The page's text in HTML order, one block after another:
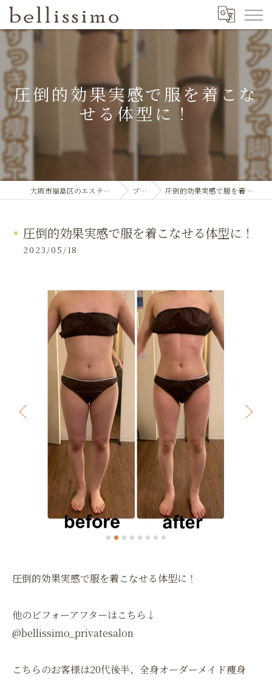
圧倒的効果実感で服を着こな
せる体型に！
大阪市福島区のエステならbellissimo ブログ 圧倒的効果実感で服を着こなせる体型に！
圧倒的効果実感で服を着こなせる体型に！
2023/05/18
圧倒的効果実感で服を着こなせる体型に！
他のビフォーアフターはこちら↓
@bellissimo_privatesalon
こちらのお客様は20代後半、全身オーダーメイド痩身